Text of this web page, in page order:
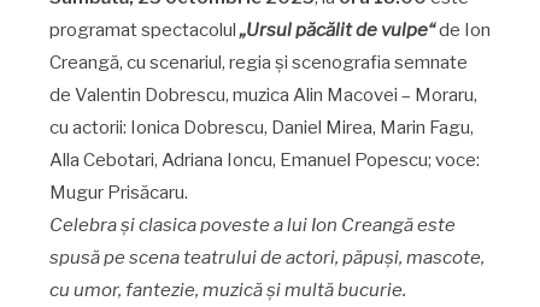
programat spectacolul„Ursul păcălit de vulpe“de Ion
Creangă, cu scenariul, regia şi scenografia semnate
de Valentin Dobrescu, muzica Alin Macovei – Moraru,
cu actorii: Ionica Dobrescu, Daniel Mirea, Marin Fagu,
Alla Cebotari, Adriana Ioncu, Emanuel Popescu; voce:
Mugur Prisăcaru.
Celebra și clasica poveste a lui Ion Creangă este
spusă pe scena teatrului de actori, păpuși, mascote,
cu umor, fantezie, muzică și multă bucurie.